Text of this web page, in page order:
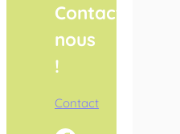
Contactez-
nous
!
Contact